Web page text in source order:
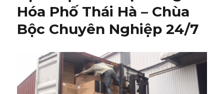
Hóa Phố Thái Hà – Chùa
Bộc Chuyên Nghiệp 24/7